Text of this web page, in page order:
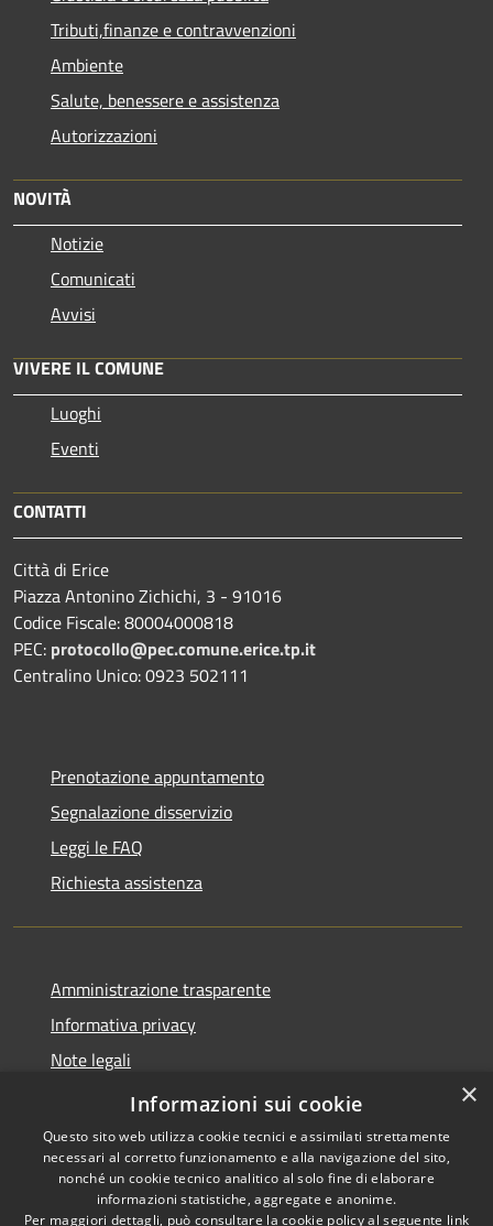
Tributi,finanze e contravvenzioni
Ambiente
Salute, benessere e assistenza
Autorizzazioni
NOVITÀ
Notizie
Comunicati
Avvisi
VIVERE IL COMUNE
Luoghi
Eventi
CONTATTI
Città di Erice
Piazza Antonino Zichichi, 3 - 91016
Codice Fiscale: 80004000818
PEC: protocollo@pec.comune.erice.tp.it
Centralino Unico: 0923 502111
Prenotazione appuntamento
Segnalazione disservizio
Leggi le FAQ
Richiesta assistenza
Amministrazione trasparente
Informativa privacy
Note legali
Dichiarazione di accessibilità
Copyright © 2026 • Città di
×
Informazioni sui cookie
Questo sito web utilizza cookie tecnici e assimilati strettamente
necessari al corretto funzionamento e alla navigazione del sito,
nonché un cookie tecnico analitico al solo fine di elaborare
informazioni statistiche, aggregate e anonime.
Per maggiori dettagli, può consultare la cookie policy al seguente link